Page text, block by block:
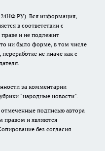
Вся информация,
в соответствии с
и не подлежит
ни было форме, в том числе
не иначе как с
за комментарии
"народные новости".
подписью автора
правом и являются
без согласия